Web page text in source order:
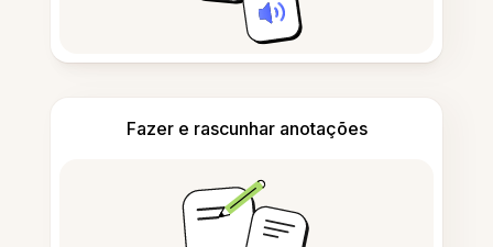
Fazer e rascunhar anotações